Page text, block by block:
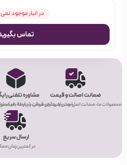
در انبار موجود
تماس
ضمانت اصالت و قیمت
محصولات ما، ضمانت اصل بودن و بهترین قیمت را دارند!
مشاوره تلفنی
راحت باشید! هر سوالی در رابطه باهر
ارسال سریع
در کمترین زمان